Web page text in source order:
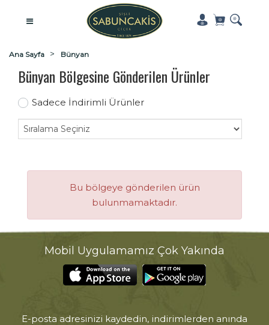
Ana Sayfa Bünyan
Bünyan Bölgesine Gönderilen Ürünler
Sadece İndirimli Ürünler
Bu bölgeye gönderilen ürün
bulunmamaktadır.
Mobil Uygulamamız Çok Yakında
E-posta adresinizi kaydedin, indirimlerden anında